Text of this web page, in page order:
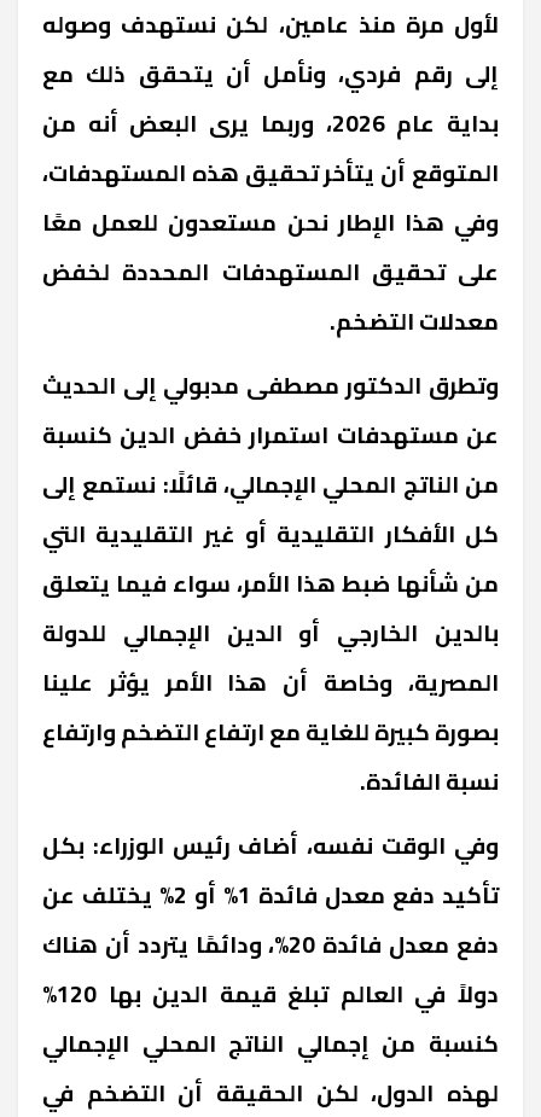
لأول مرة منذ عامين، لكن نستهدف وصوله
إلى رقم فردي، ونأمل أن يتحقق ذلك مع
بداية عام 2026، وربما يرى البعض أنه من
المتوقع أن يتأخر تحقيق هذه المستهدفات،
وفي هذا الإطار نحن مستعدون للعمل معًا
على تحقيق المستهدفات المحددة لخفض
معدلات التضخم.
وتطرق الدكتور مصطفى مدبولي إلى الحديث
عن مستهدفات استمرار خفض الدين كنسبة
من الناتج المحلي الإجمالي، قائلًا: نستمع إلى
كل الأفكار التقليدية أو غير التقليدية التي
من شأنها ضبط هذا الأمر، سواء فيما يتعلق
بالدين الخارجي أو الدين الإجمالي للدولة
المصرية، وخاصة أن هذا الأمر يؤثر علينا
بصورة كبيرة للغاية مع ارتفاع التضخم وارتفاع
نسبة الفائدة.
وفي الوقت نفسه، أضاف رئيس الوزراء: بكل
تأكيد دفع معدل فائدة 1% أو 2% يختلف عن
دفع معدل فائدة 20%، ودائمًا يتردد أن هناك
دولاً في العالم تبلغ قيمة الدين بها 120%
كنسبة من إجمالي الناتج المحلي الإجمالي
لهذه الدول، لكن الحقيقة أن التضخم في